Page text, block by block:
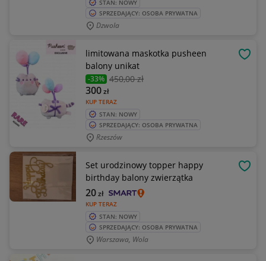
STAN: NOWY
SPRZEDAJĄCY: OSOBA PRYWATNA
Dzwola
limitowana maskotka pusheen
balony unikat
-33% 450,00 zł
KUP TERAZ
300zł
STAN: NOWY
SPRZEDAJĄCY: OSOBA PRYWATNA
Rzeszów
Set urodzinowy topper happy
birthday balony zwierzątka
KUP TERAZ
20zł
STAN: NOWY
SPRZEDAJĄCY: OSOBA PRYWATNA
Warszawa, Wola